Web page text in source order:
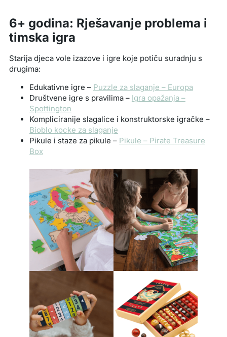
6+ godina: Rješavanje problema i
timska igra
Starija djeca vole izazove i igre koje potiču suradnju s
drugima:
Edukativne igre – Puzzle za slaganje – Europa
Društvene igre s pravilima – Igra opažanja –
Spottington
Kompliciranije slagalice i konstruktorske igračke –
Bioblo kocke za slaganje
Pikule i staze za pikule – Pikule – Pirate Treasure
Box